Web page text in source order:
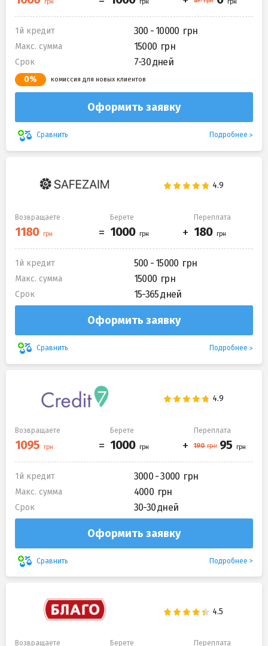
1й кредит 300 - 10000
Макс. сумма 15000
Срок 7-30 дней
0% комиссия для новых клиентов
Оформить заявку
Сравнить Подробнее
Возвращаете Берете Переплата
1й кредит 500 - 15000
Макс. сумма 15000
Срок 15-365 дней
Оформить заявку
Сравнить Подробнее
Возвращаете Берете Переплата
1й кредит 3000 - 3000
Макс. сумма 4000
Срок 30-30 дней
Оформить заявку
Сравнить Подробнее
Возвращаете Берете Переплата